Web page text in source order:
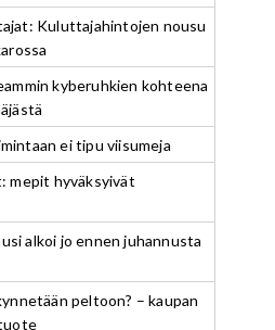
Kuluttajahintojen nousu
kyberuhkien kohteena
ei tipu viisumeja
mepit hyväksyivät
alkoi jo ennen juhannusta
peltoon? – kaupan